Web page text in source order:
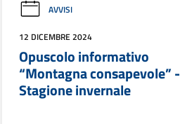
AVVISI
12 DICEMBRE 2024
Opuscolo informativo
“Montagna consapevole” -
Stagione invernale